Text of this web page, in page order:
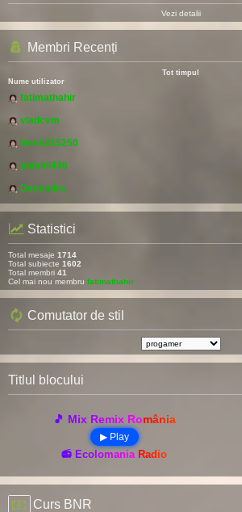
Vezi detalii
Membri Recenți
Tot timpul
Nume utilizator
fatimathahir
vladcvm
fresh215250
pomitil436
Devendra
Statistici
Total mesaje 1714
Total subiecte 1602
Total membri 41
Cel mai nou membru fatimathahir
Comutator de stil
Titlul blocului
🎵 Mix Remix România
▶ Play
📻 Ecolomania Radio
Curs BNR